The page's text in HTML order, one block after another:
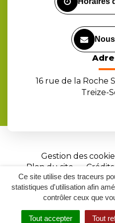
Ce site utilise des traceurs
statistiques d'utilisation afin
contrôler ceux que
Tout accepter Tout
16 rue de la Roche
Treize-
Gestion des
Plan du site
Crédits
Site
par